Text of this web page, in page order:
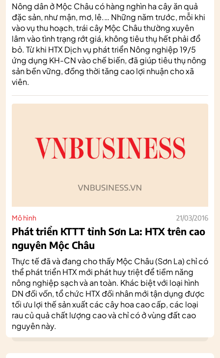
Nông dân ở Mộc Châu có hàng nghìn ha cây ăn quả
đặc sản, như mận, mơ, lê.… Những năm trước, mỗi khi
vào vụ thu hoạch, trái cây Mộc Châu thường xuyên
lâm vào tình trạng rớt giá, không tiêu thụ hết phải đổ
bỏ. Từ khi HTX Dịch vụ phát triển Nông nghiệp 19/5
ứng dụng KH-CN vào chế biến, đã giúp tiêu thụ nông
sản bền vững, đồng thời tăng cao lợi nhuận cho xã
viên.
Mô hình 21/03/2016
Phát triển KTTT tỉnh Sơn La: HTX trên cao
nguyên Mộc Châu
Thực tế đã và đang cho thấy Mộc Châu (Sơn La) chỉ có
thể phát triển HTX mới phát huy triệt để tiềm năng
nông nghiệp sạch và an toàn. Khác biệt với loại hình
DN đối vốn, tổ chức HTX đối nhân mới tận dụng được
tối ưu lợi thế sản xuất các cây hoa cao cấp, các loại
rau củ quả chất lượng cao và chỉ có ở vùng đất cao
nguyên này.